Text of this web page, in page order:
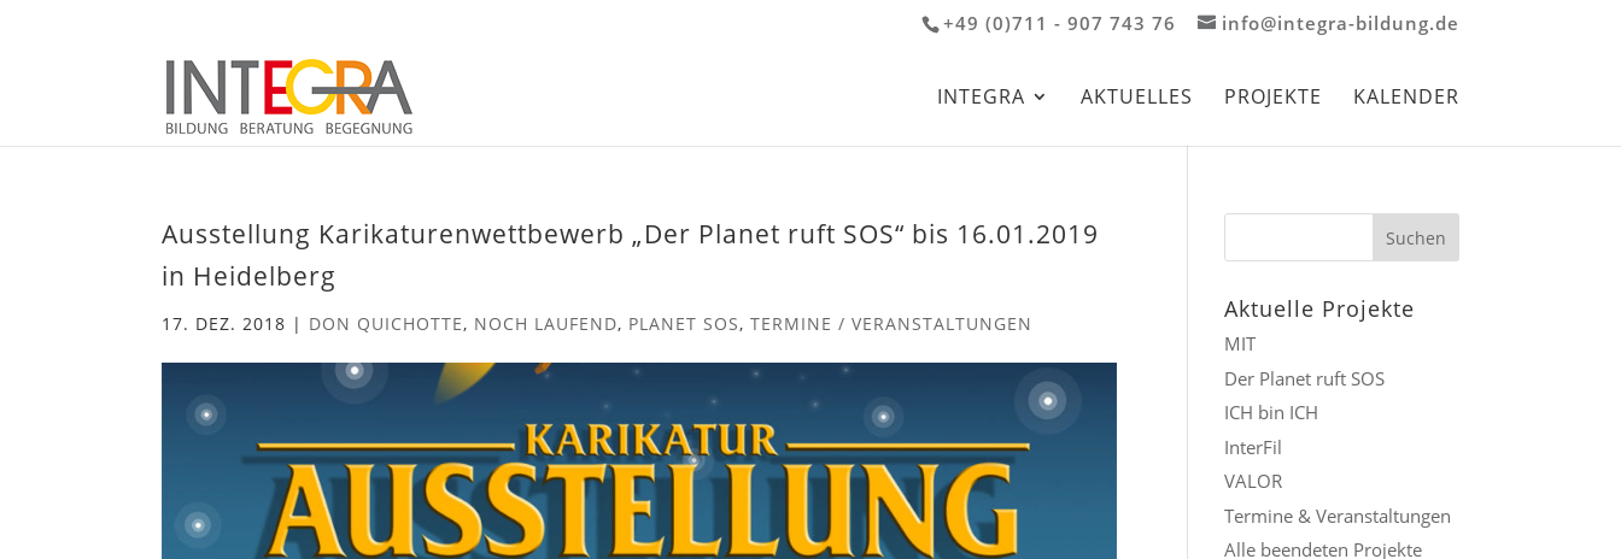
+49 (0)711 - 907 743 76 info@integra-bildung.de
INTEGRA AKTUELLES PROJEKTE KALENDER
Ausstellung Karikaturenwettbewerb „Der Planet ruft SOS“ bis 16.01.2019
in Heidelberg
17. DEZ. 2018 | DON QUICHOTTE, NOCH LAUFEND, PLANET SOS,TERMINE / VERANSTALTUNGEN
Aktuelle Projekte
MIT
Der Planet ruft SOS
ICH bin ICH
InterFil
VALOR
Termine & Veranstaltungen
Alle beendeten Projekte